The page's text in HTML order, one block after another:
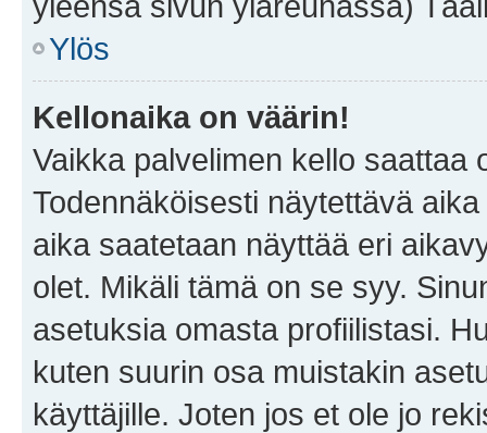
Ylös
Kellonaika on väärin!
Vaikka palvelimen kello saattaa
Todennäköisesti näytettävä
aika saatetaan näyttää eri
olet. Mikäli tämä on se syy.
asetuksia omasta profiilistasi.
kuten suurin osa muistakin
käyttäjille. Joten jos et ole jo